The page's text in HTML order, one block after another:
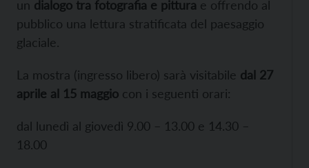
un dialogo tra fotografia e pittura e offrendo al
pubblico una lettura stratificata del paesaggio
glaciale.
La mostra (ingresso libero) sarà visitabile dal 27
aprile al 15 maggio con i seguenti orari:
dal lunedì al giovedì 9.00 – 13.00 e 14.30 –
18.00